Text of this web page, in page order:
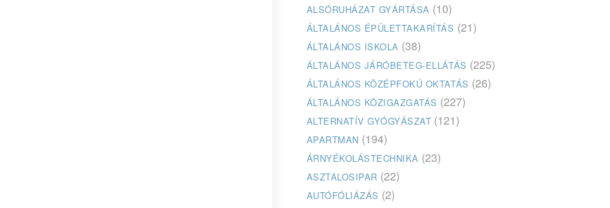
ALSÓRUHÁZAT GYÁRTÁSA (10)
ÁLTALÁNOS ÉPÜLETTAKARÍTÁS (21)
ÁLTALÁNOS ISKOLA (38)
ÁLTALÁNOS JÁRÓBETEG-ELLÁTÁS (225)
ÁLTALÁNOS KÖZÉPFOKÚ OKTATÁS (26)
ÁLTALÁNOS KÖZIGAZGATÁS (227)
ALTERNATÍV GYÓGYÁSZAT (121)
APARTMAN (194)
ÁRNYÉKOLÁSTECHNIKA (23)
ASZTALOSIPAR (22)
AUTÓFÓLIÁZÁS (2)